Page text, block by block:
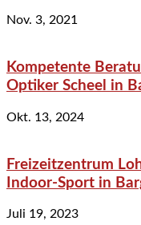
Nov. 3, 2021
Kompetente
Optiker Scheel in
Okt. 13, 2024
Freizeitzentrum
Indoor-Sport in
Juli 19, 2023